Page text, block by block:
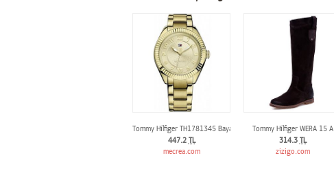
Tommy Hilfiger TH1781345 Bayan kol saati
447.2 TL
mecrea.com
Tommy Hilfiger WERA 15 A
314.3 TL
zizigo.com